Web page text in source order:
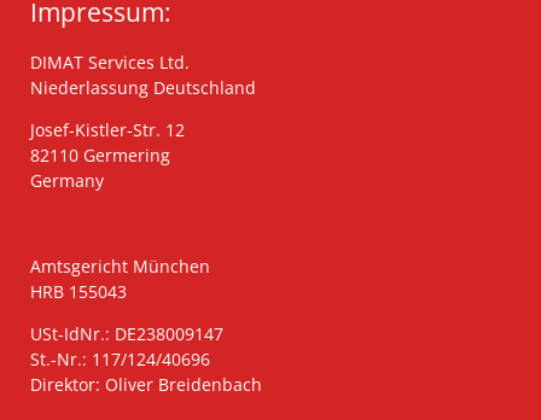
Impressum:
DIMAT Services Ltd.
Niederlassung Deutschland
Josef-Kistler-Str. 12
82110 Germering
Germany
Amtsgericht München
HRB 155043
USt-IdNr.: DE238009147
St.-Nr.: 117/124/40696
Direktor: Oliver Breidenbach